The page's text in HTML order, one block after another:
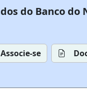
do Banco do
Associe-se